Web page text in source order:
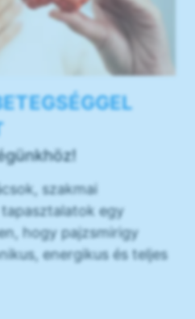
szakmai
egy
hogy pajzsmirigy
energikus és teljes